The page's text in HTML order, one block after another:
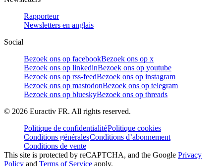
Rapporteur
Newsletters en anglais
Social
Bezoek ons op facebookBezoek ons op x
Bezoek ons op linkedinBezoek ons op youtube
Bezoek ons op rss-feedBezoek ons op instagram
Bezoek ons op mastodonBezoek ons op telegram
Bezoek ons op blueskyBezoek ons op threads
© 2026 Euractiv FR. All rights reserved.
Politique de confidentialitéPolitique cookies
Conditions généralesConditions d’abonnement
Conditions de vente
This site is protected by reCAPTCHA, and the Google Privacy
Policy and Terms of Service apply.